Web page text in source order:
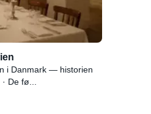
i Danmark — historien
De fø...